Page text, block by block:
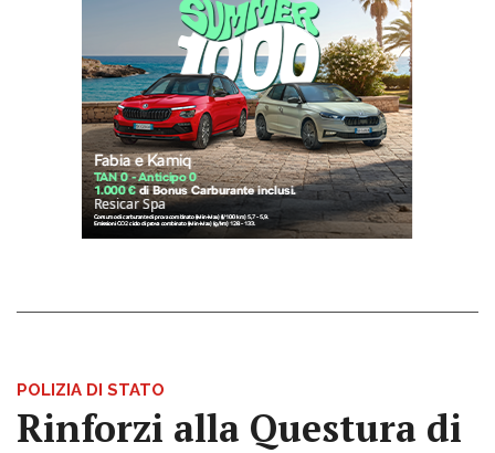
POLIZIA DI STATO
Rinforzi alla Questura di